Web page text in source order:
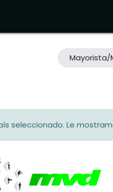
Mayorista/
seleccionado. Le